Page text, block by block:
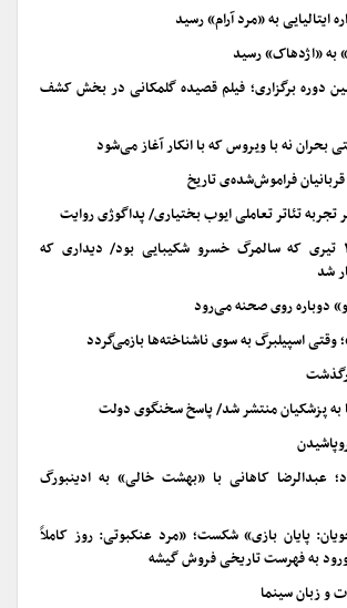
ایتالیایی به «مرد آرام» رسید
به «اژدهاک» رسید
دوره برگزاری؛ فیلم قصیده گلمکانی در بخش کشف
بحران نه با ویروس که با انکار آغاز می‌شود
فراموش‌شده‌ی تاریخ
تجربه تئاتر تعاملی ایوب بختیاری/ پداگوژی روایت
به مناسبت ۲۸ تیری که سالمرگ خسرو شکیبایی بود/ دیداری که
شد
دوباره روی صحنه می‌رود
وقتی اسپیلبرگ به سوی ناشناخته‌ها بازمی‌گردد
به پزشکیان منتشر شد/ پاسخ سخنگوی دولت
عبدالرضا کاهانی با «بهشت خالی» به ادینبورگ
پایان بازی» شکست؛ «مرد عنکبوتی: روز کاملاً
به فهرست تاریخی فروش گیشه
و زبان سینما